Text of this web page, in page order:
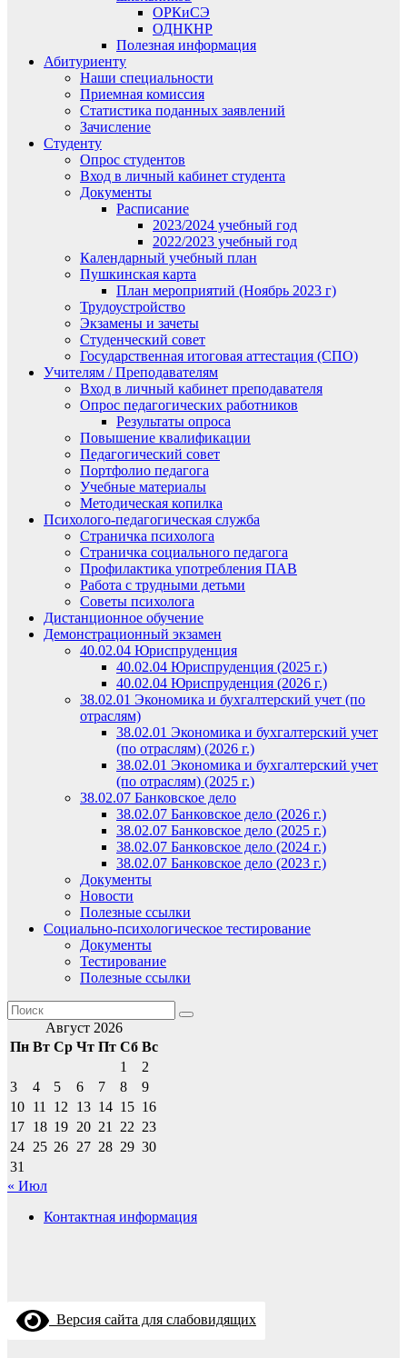
ОРКиСЭ
ОДНКНР
Полезная информация
Абитуриенту
Наши специальности
Приемная комиссия
Статистика поданных заявлений
Зачисление
Студенту
Опрос студентов
Вход в личный кабинет студента
Документы
Расписание
2023/2024 учебный год
2022/2023 учебный год
Календарный учебный план
Пушкинская карта
План мероприятий (Ноябрь 2023 г)
Трудоустройство
Экзамены и зачеты
Студенческий совет
Государственная итоговая аттестация (СПО)
Учителям / Преподавателям
Вход в личный кабинет преподавателя
Опрос педагогических работников
Результаты опроса
Повышение квалификации
Педагогический совет
Портфолио педагога
Учебные материалы
Методическая копилка
Психолого-педагогическая служба
Страничка психолога
Страничка социального педагога
Профилактика употребления ПАВ
Работа с трудными детьми
Советы психолога
Дистанционное обучение
Демонстрационный экзамен
40.02.04 Юриспруденция
40.02.04 Юриспруденция (2025 г.)
40.02.04 Юриспруденция (2026 г.)
38.02.01 Экономика и бухгалтерский учет (по
отраслям)
38.02.01 Экономика и бухгалтерский учет
(по отраслям) (2026 г.)
38.02.01 Экономика и бухгалтерский учет
(по отраслям) (2025 г.)
38.02.07 Банковское дело
38.02.07 Банковское дело (2026 г.)
38.02.07 Банковское дело (2025 г.)
38.02.07 Банковское дело (2024 г.)
38.02.07 Банковское дело (2023 г.)
Документы
Новости
Полезные ссылки
Социально-психологическое тестирование
Документы
Тестирование
Полезные ссылки
Август 2026
Пн Вт Ср Чт Пт Сб Вс
1
2
3
4 5 6 7 8
9
10 11 12 13 14 15 16
17 18 19 20 21 22 23
24 25 26 27 28 29 30
31
« Июл
Контактная информация
Версия сайта для слабовидящих